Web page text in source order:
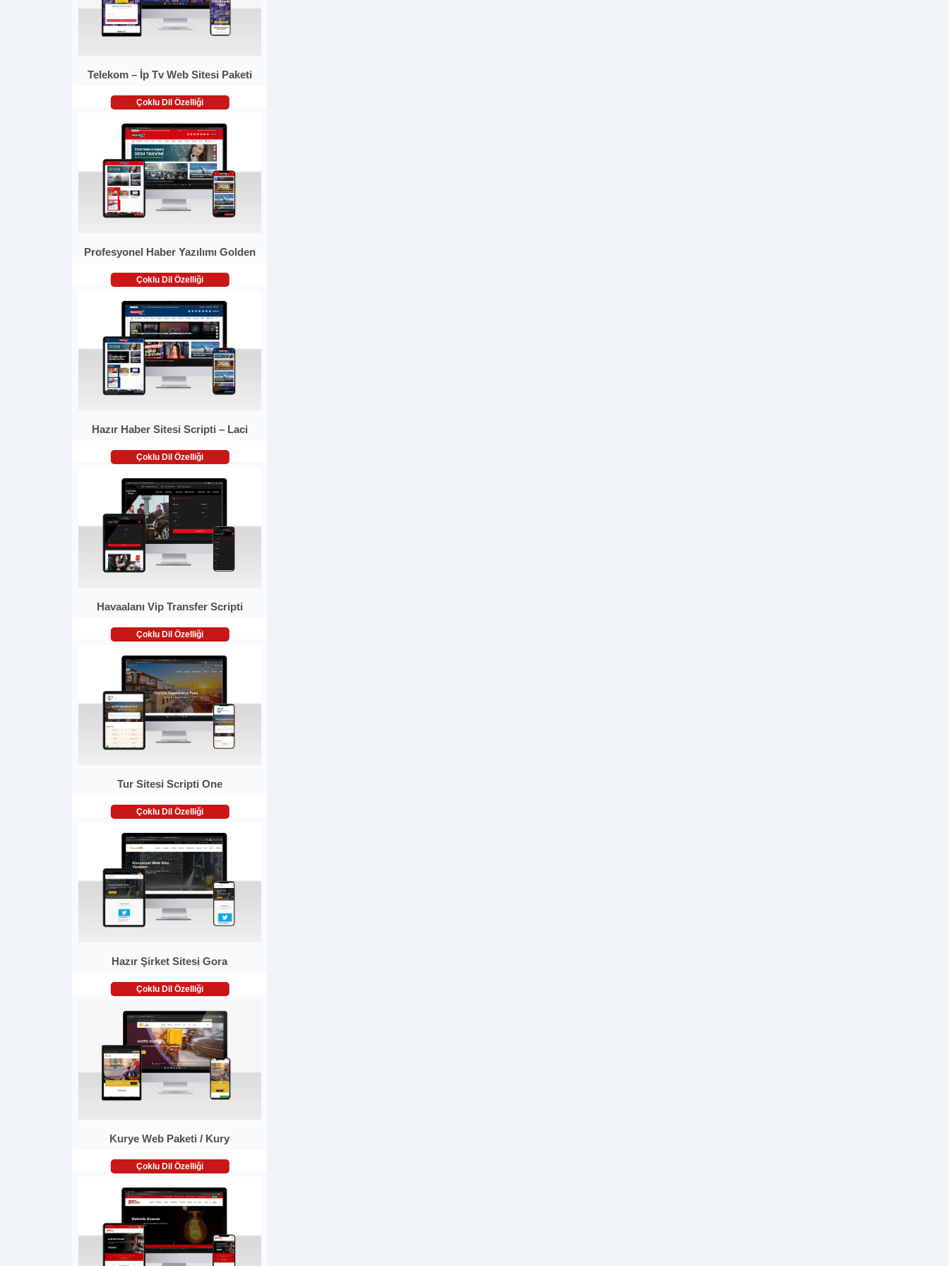
Telekom – İp Tv Web Sitesi Paketi
Çoklu Dil Özelliği
Profesyonel Haber Yazılımı Golden
Çoklu Dil Özelliği
Hazır Haber Sitesi Scripti – Laci
Çoklu Dil Özelliği
Havaalanı Vip Transfer Scripti
Çoklu Dil Özelliği
Tur Sitesi Scripti One
Çoklu Dil Özelliği
Hazır Şirket Sitesi Gora
Çoklu Dil Özelliği
Kurye Web Paketi / Kury
Çoklu Dil Özelliği